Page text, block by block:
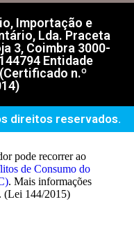
Importação e
Lda. Praceta
3, Coimbra 3000-
Entidade
n.º
direitos reservados.
pode recorrer ao
de Consumo do
. Mais informações
(Lei 144/2015)